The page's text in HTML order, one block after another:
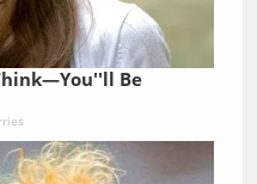
Be